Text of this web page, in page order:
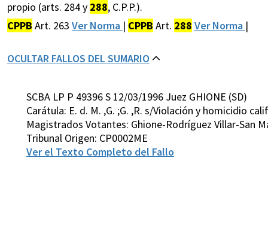
propio (arts. 284 y 288, C.P.P.).
CPPB Art. 263 Ver Norma | CPPB Art. 288 Ver Norma |
OCULTAR FALLOS DEL SUMARIO
SCBA LP P 49396 S 12/03/1996 Juez GHIONE (SD)
Carátula: E. d. M. ,G. ;G. ,R. s/Violación y homicidio
Magistrados Votantes: Ghione-Rodríguez Villar-San
Tribunal Origen: CP0002ME
Ver el Texto Completo del Fallo